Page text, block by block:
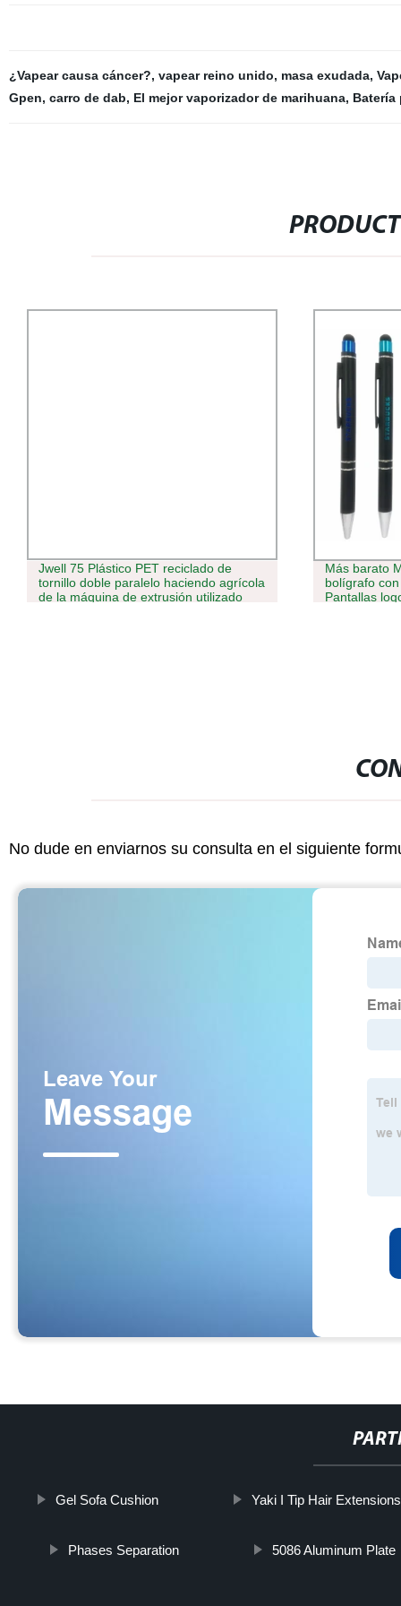
¿Vapear causa cáncer?, vapear reino unido, masa exudada,
Gpen, carro de dab, El mejor vaporizador de marihuana, Batería
Más barato Metal aluminio lápiz puntero
bolígrafo con tacto suave de goma
Pantallas logotipo personalizado
Custom
350/400/
rosca E
No dude en enviarnos su consulta en el siguiente
Gel Sofa Cushion Yaki I Tip Hair Extensions
Phases Separation 5086 Aluminum Plate